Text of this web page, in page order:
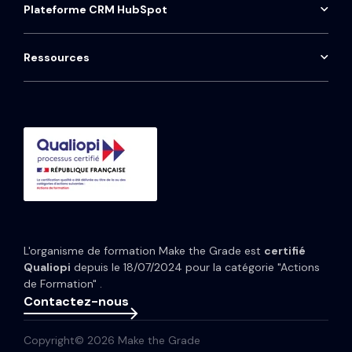
Maintenance CRM
Contact
Audit HubSpot
Onboarding HubSpot
Consulting HubSpot
Plateforme CRM HubSpot
HubSpot Marketing Hub
HubSpot Service Hub
HubSpot Data Hub
Tarifs HubSpot
Ressources
Études de cas
Portfolio
Espace presse
Glossaire
L'organisme de formation Make the Grade est certifié
Qualiopi depuis le 18/07/2024 pour la catégorie "Actions
de Formation" .
Contactez-nous
Copyright© 2026 Make the Grade